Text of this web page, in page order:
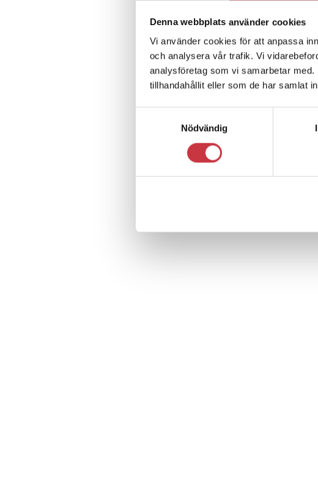
Denna webbplats använder cookies
Vi använder cookies för att anpassa
och analysera vår trafik. Vi
analysföretag som vi samarbetar
tillhandahållit eller som de har samlat
Nödvändig